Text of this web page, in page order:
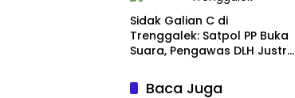
Sidak Galian C di
Trenggalek: Satpol PP Buka
Suara, Pengawas DLH Justru
Baca Juga